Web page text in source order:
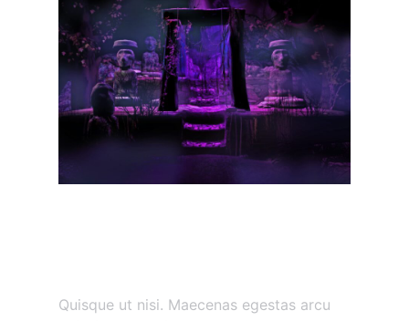
Quisque ut nisi. Maecenas egestas arcu